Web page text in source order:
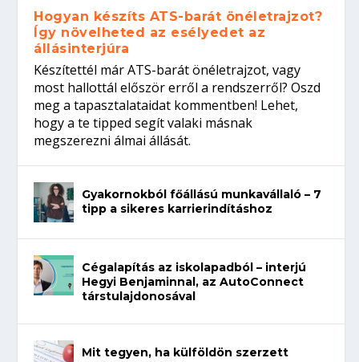
Hogyan készíts ATS-barát önéletrajzot?
Így növelheted az esélyedet az
állásinterjúra
Készítettél már ATS-barát önéletrajzot, vagy
most hallottál először erről a rendszerről? Oszd
meg a tapasztalataidat kommentben! Lehet,
hogy a te tipped segít valaki másnak
megszerezni álmai állását.
Gyakornokból főállású munkavállaló – 7
tipp a sikeres karrierindításhoz
Cégalapítás az iskolapadból – interjú
Hegyi Benjaminnal, az AutoConnect
társtulajdonosával
Mit tegyen, ha külföldön szerzett